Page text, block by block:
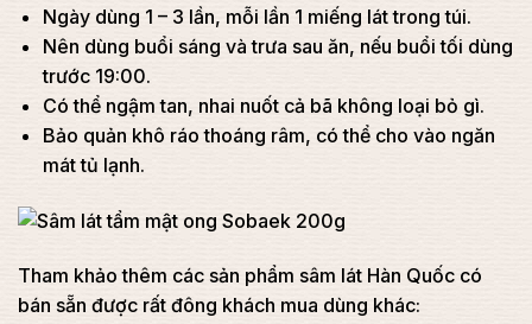
Ngày dùng 1 – 3 lần, mỗi lần 1 miếng lát trong túi.
Nên dùng buổi sáng và trưa sau ăn, nếu buổi tối dùng
trước 19:00.
Có thể ngậm tan, nhai nuốt cả bã không loại bỏ gì.
Bảo quản khô ráo thoáng râm, có thể cho vào ngăn
mát tủ lạnh.
Tham khảo thêm các sản phẩm sâm lát Hàn Quốc có
bán sẵn được rất đông khách mua dùng khác: